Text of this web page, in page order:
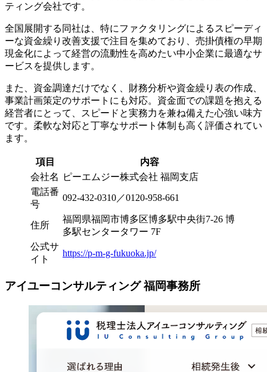
ティング会社です。
全国展開する同社は、特にファクタリングによるスピーディ
ーな資金繰り改善支援で注目を集めており、売掛債権の早期
現金化によって経営の流動性を高めたい中小企業に最適なサ
ービスを提供します。
また、資金調達だけでなく、財務分析や資金繰り表の作成、
事業計画策定のサポートにも対応。資金面での課題を抱える
経営者にとって、スピードと実務力を兼ね備えた心強い味方
です。柔軟な対応と丁寧なサポート体制も高く評価されてい
ます。
項目
内容
会社名
ピーエムジー株式会社 福岡支店
電話番
号
092-432-0310／0120-958-661
住所
福岡県福岡市博多区博多駅中央街7-26 博
多駅センタータワー 7F
公式サ
イト
https://p-m-g-fukuoka.jp/
アイユーコンサルティング 福岡事務所